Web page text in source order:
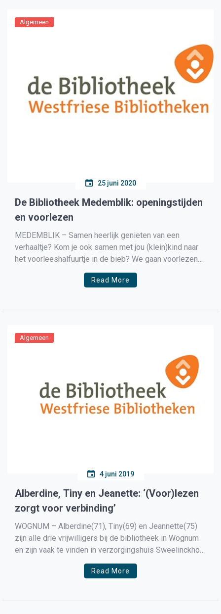
Algemeen
25 juni 2020
De Bibliotheek Medemblik: openingstijden
en voorlezen
MEDEMBLIK – Samen heerlijk genieten van een
verhaaltje? Kom je ook samen met jou (klein)kind naar
het voorleeshalfuurtje in de bieb? We gaan voorlezen
op woensdag 22 juli en woensdag 12 augustus van
10:00 tot 10:30 uur Volg ons ook tijdens de
Read More
Algemeen
4 juni 2019
Alberdine, Tiny en Jeanette: ‘(Voor)lezen
zorgt voor verbinding’
WOGNUM – Alberdine(71), Tiny(69) en Jeannette(75)
zijn alle drie vrijwilligers bij de bibliotheek in Wognum
en zijn vaak te vinden in verzorgingshuis Sweelinckhof
in Wognum. Waar Jeannette nog een jonkie in het team
is mogen Alberdine en Tiny zich al tien jaar vrijwilligers
Read More